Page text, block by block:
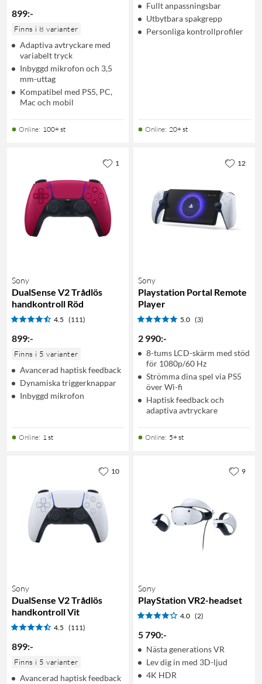
899:-
Finns i 8 varianter
Adaptiva avtryckare med
variabelt tryck
Inbyggd mikrofon och 3,5
mm-uttag
Kompatibel med PS5, PC,
Mac och mobil
Online: 100+ st
Fullt anpassningsbar
Utbytbara spakgrepp
Personliga kontrollprofiler
Online: 20+ st
Sony
DualSense V2 Trådlös
handkontroll Röd
4.5 (111)
899:-
Finns i 5 varianter
Avancerad haptisk feedback
Dynamiska triggerknappar
Inbyggd mikrofon
Online: 1 st
1
Sony
Playstation Portal Remote
Player
5.0 (3)
2 990:-
8-tums LCD-skärm med stöd
för 1080p/60 Hz
Strömma dina spel via PS5
över Wi-fi
Haptisk feedback och
adaptiva avtryckare
Online: 5+ st
12
Sony
DualSense V2 Trådlös
handkontroll Vit
4.5 (111)
899:-
Finns i 5 varianter
Avancerad haptisk feedback
10
Sony
PlayStation VR2-headset
4.0 (2)
5 790:-
Nästa generations VR
Lev dig in med 3D-ljud
4K HDR
9